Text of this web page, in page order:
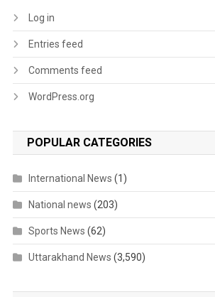
Log in
Entries feed
Comments feed
WordPress.org
POPULAR CATEGORIES
International News (1)
National news (203)
Sports News (62)
Uttarakhand News (3,590)